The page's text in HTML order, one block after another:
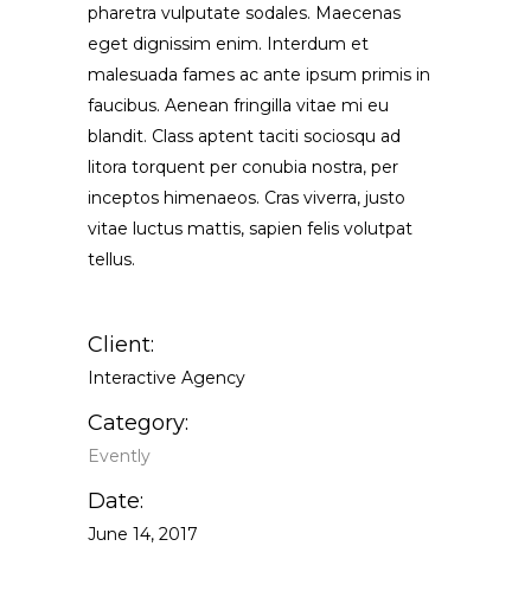
pharetra vulputate sodales. Maecenas
eget dignissim enim. Interdum et
malesuada fames ac ante ipsum primis in
faucibus. Aenean fringilla vitae mi eu
blandit. Class aptent taciti sociosqu ad
litora torquent per conubia nostra, per
inceptos himenaeos. Cras viverra, justo
vitae luctus mattis, sapien felis volutpat
tellus.
Client:
Interactive Agency
Category:
Evently
Date:
June 14, 2017